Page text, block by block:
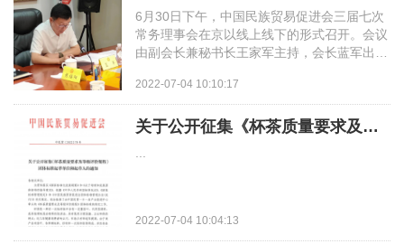
6月30日下午，中国民族贸易促进会三届七次
常务理事会在京以线上线下的形式召开。会议
由副会长兼秘书长王家军主持，会长蓝军出席
会三届六次常...
2022-07-04 10:10:17
关于公开征集《杯茶质量要求及等级评价规程》团体标准起草单位和起草人的通
2022-07-04 10:04:13